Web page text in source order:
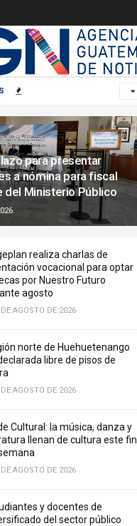
para presentar
a nómina para fiscal
del Ministerio Público
realiza charlas de
vocacional para optar
por Nuestro Futuro
agosto
AGOSTO DE 2026
norte de Huehuetenango
libre de pisos de
AGOSTO DE 2026
Cultural: la música, danza y
llenan de cultura este fin
AGOSTO DE 2026
y docentes de
del sector público